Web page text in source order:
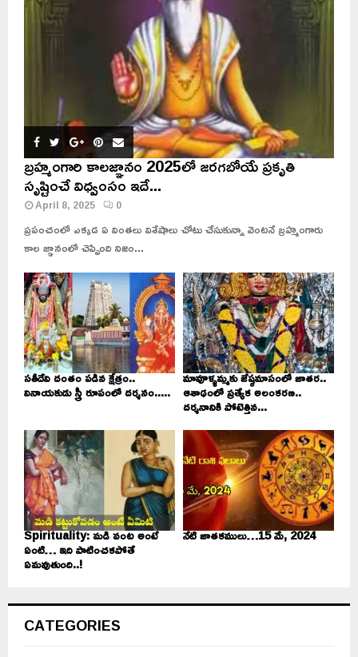
బ్రహ్మంగారి కాలజ్ఞానం 2025లో జరగబోయే ప్రకృతి
సృష్టించే విధ్వంసం ఇదే...
April 8, 2025 0
ప్రపంచంలో ఎక్కడ ఏ వింతలు విశేషాలు చోటు చేసుకున్నా వెంటనే బ్రహ్మంగారు
కాల జ్ఞానంలో చెప్పింది నిజం...
సతీదేవి దంతం పడిన క్షేత్రం..
వినాయకుడు స్త్రీ రూపంలో దర్శనం.....
మావూళ్ళమ్మకు జేష్ఠమాసంలో జాతర..
ఆశాఢంలో ప్రత్యేక అలంకరణ..
దర్శనానికి పోటెత్తిన...
Spirituality: మడి వంట అంటే
ఏంటి… ఇది పాటించకపోతే
ఏమవుతుంది..!
నేటి జాతకములు…15 మే, 2024
CATEGORIES